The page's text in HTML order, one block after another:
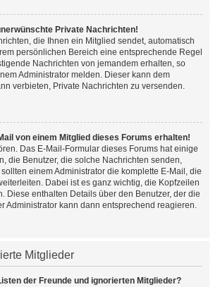
Private Nachrichten!
die Ihnen ein Mitglied sendet, automatisch
persönlichen Bereich eine entsprechende Regel
Nachrichten von jemandem erhalten, so
Administrator melden. Dieser kann dem
verbieten, Private Nachrichten zu versenden.
von einem Mitglied dieses Forums erhalten!
Das E-Mail-Formular dieses Forums hat einige
die Benutzer, die solche Nachrichten senden,
einem Administrator die komplette E-Mail, die
Dabei ist es ganz wichtig, die Kopfzeilen
Diese enthalten Details über den Benutzer, der die
Administrator kann dann entsprechend reagieren.
Mitglieder
der Freunde und ignorierten Mitglieder?